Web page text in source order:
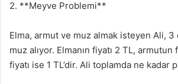
2. **Meyve Problemi**
Elma, armut ve muz almak isteyen Ali, 3
muz alıyor. Elmanın fiyatı 2 TL, armutun
fiyatı ise 1 TL’dir. Ali toplamda ne kadar